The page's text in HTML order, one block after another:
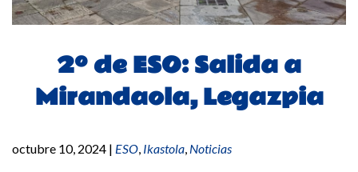
2º de ESO: Salida a
Mirandaola, Legazpia
octubre 10, 2024 | ESO, Ikastola, Noticias